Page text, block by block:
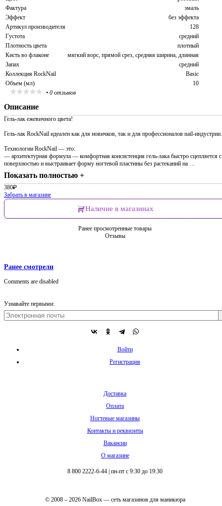
Фактура
эмаль
Эффект
без эффекта
Артикул производителя
128
Густота
средний
Плотность цвета
плотный
Кисть во флаконе
мягкий ворс, прямой срез, средняя ширина, длинная
Запах
средний
Коллекция RockNail
Basic
Объем (мл)
10
• 0 отзывов
Описание
Гель-лак ежевичного цвета!
Гель-лак RockNail идеален как для новичков, так и для профессионалов nail-индустрии.
Технологии RockNail — это:
— архитектурная формула — комфортная консистенция гель-лака быстро сцепляется с
поверхностью и выстраивает форму ногтевой пластины без растеканий на …
Показать полностью +
380₽
Забрать в магазине
Наличие в магазинах
Ранее просмотренные товары
Отзывы
Ранее смотрели
Comments are disabled
Узнавайте первыми:
Войти
Регистрация
Доставка
Оплата
Ногтевые магазины
Контакты и реквизиты
Вакансии
О магазине
8 800 2222-6-44 пн-пт с 9:30 до 19:30
© 2008 – 2026 NailBox — сеть магазинов для маникюра